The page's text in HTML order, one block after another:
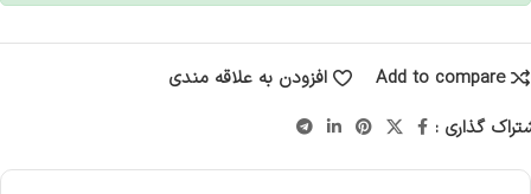
Add to compare
افزودن به علاقه مندی
گذاری :